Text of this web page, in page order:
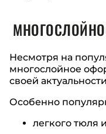
Несмотря на
многослойное
своей
Особенно
легкого тюля